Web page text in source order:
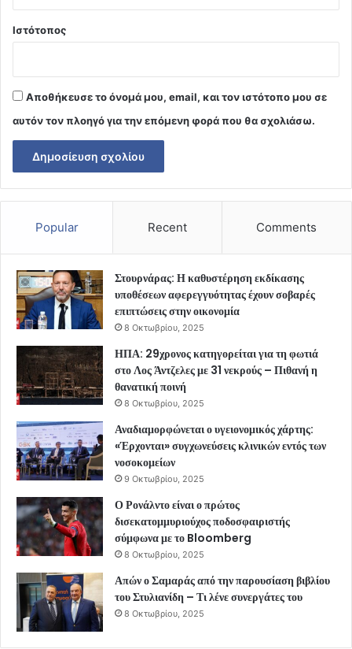
Ιστότοπος
Αποθήκευσε το όνομά μου, email, και τον ιστότοπο μου σε
αυτόν τον πλοηγό για την επόμενη φορά που θα σχολιάσω.
Popular Recent Comments
Στουρνάρας: Η καθυστέρηση εκδίκασης
υποθέσεων αφερεγγυότητας έχουν σοβαρές
επιπτώσεις στην οικονομία
8 Οκτωβρίου, 2025
ΗΠΑ: 29χρονος κατηγορείται για τη φωτιά
στο Λος Άντζελες με 31 νεκρούς – Πιθανή η
θανατική ποινή
8 Οκτωβρίου, 2025
Αναδιαμορφώνεται ο υγειονομικός χάρτης:
«Έρχονται» συγχωνεύσεις κλινικών εντός των
νοσοκομείων
9 Οκτωβρίου, 2025
Ο Ρονάλντο είναι ο πρώτος
δισεκατομμυριούχος ποδοσφαιριστής
σύμφωνα με το Bloomberg
8 Οκτωβρίου, 2025
Απών ο Σαμαράς από την παρουσίαση βιβλίου
του Στυλιανίδη – Τι λένε συνεργάτες του
8 Οκτωβρίου, 2025